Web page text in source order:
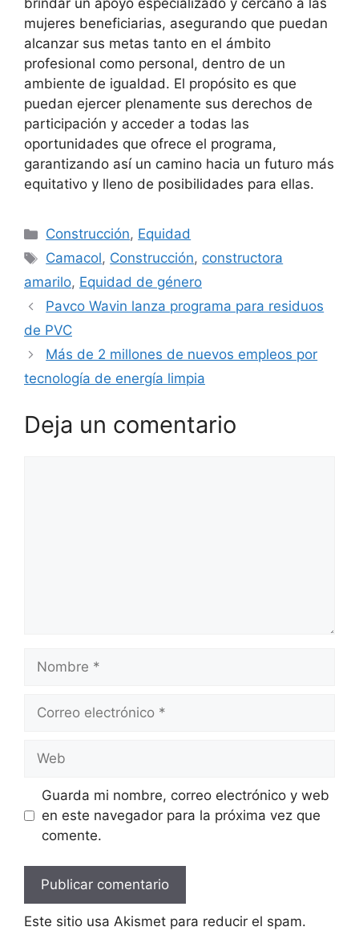
brindar un apoyo especializado y cercano a las
mujeres beneficiarias, asegurando que puedan
alcanzar sus metas tanto en el ámbito
profesional como personal, dentro de un
ambiente de igualdad. El propósito es que
puedan ejercer plenamente sus derechos de
participación y acceder a todas las
oportunidades que ofrece el programa,
garantizando así un camino hacia un futuro más
equitativo y lleno de posibilidades para ellas.
Categorías
Construcción, Equidad
Etiquetas
Camacol, Construcción, constructora
amarilo, Equidad de género
Pavco Wavin lanza programa para residuos
de PVC
Más de 2 millones de nuevos empleos por
tecnología de energía limpia
Deja un comentario
electrónico
Guarda mi nombre, correo electrónico y web
en este navegador para la próxima vez que
comente.
Este sitio usa Akismet para reducir el spam.